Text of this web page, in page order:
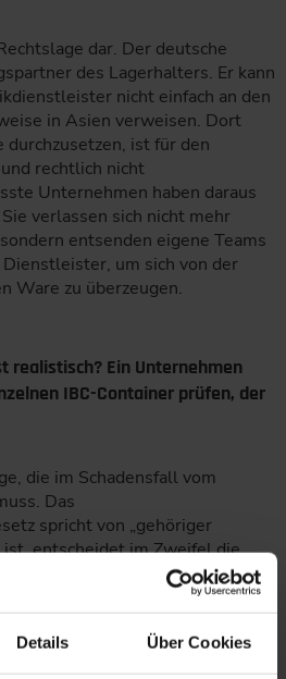
Details Über Cookies
dar. Der deutsche
des Lagerhalters. Er kann
nicht einfach an den
in Asien verweisen. Dort
ist für den
rechtlich nicht
Unternehmen haben daraus
verlassen sich nicht mehr
entsenden eigene Teams
um sich von der
Ware zu überzeugen.
realistisch? Ein Unternehmen
IBC-Container prüfen, der
die im Schadensfall vom
Das
spricht von „gehöriger
ist, entscheidet im Zweifel die
nicht der Gesetzgeber. Ein
dass eine 10-Prozent-Quote bei
Urteil verlangt mehr.